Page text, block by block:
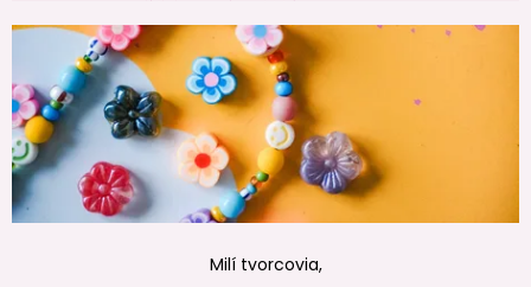
Milí tvorcovia,